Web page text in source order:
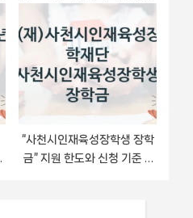
원 방법 및 필수 요건 안내
“사천시인재육성장학생 장학
금” 지원 한도와 신청 기준 –